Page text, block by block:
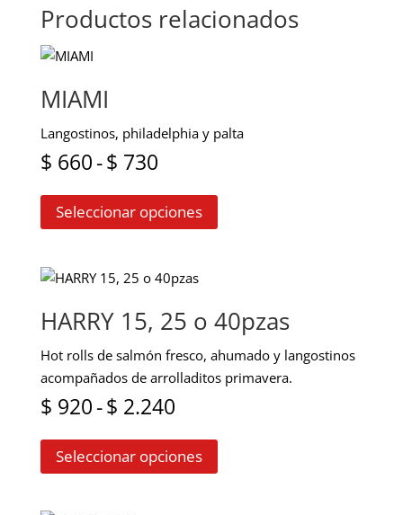
Productos relacionados
MIAMI
Langostinos, philadelphia y palta
$ 660-$ 730Rango
de
precios:
desde
hasta
$ 730
Seleccionar opciones
tiene
opciones
se
pueden
elegir
la
HARRY 15, 25 o 40pzas
Hot rolls de salmón fresco, ahumado y langostinos
acompañados de arrolladitos primavera.
$ 920-$ 2.240Rango
de
precios:
Seleccionar opciones
tiene